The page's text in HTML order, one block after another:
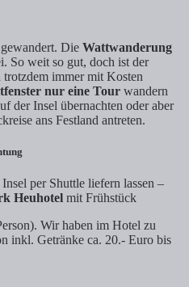
gewandert. Die Wattwanderung
So weit so gut, doch ist der
immer mit Kosten
nur eine Tour wandern
der Insel übernachten oder aber
ans Festland antreten.
per Shuttle liefern lassen –
Heuhotel mit Frühstück
Wir haben im Hotel zu
inkl. Getränke ca. 20.- Euro bis